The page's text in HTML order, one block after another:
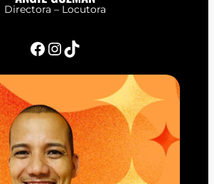
Directora – Locutora
Facebook InstagramTikTok